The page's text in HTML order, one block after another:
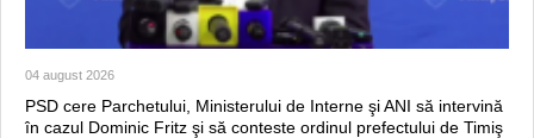
04 august 2026
PSD cere Parchetului, Ministerului de Interne şi ANI să intervină
în cazul Dominic Fritz şi să conteste ordinul prefectului de Timiş